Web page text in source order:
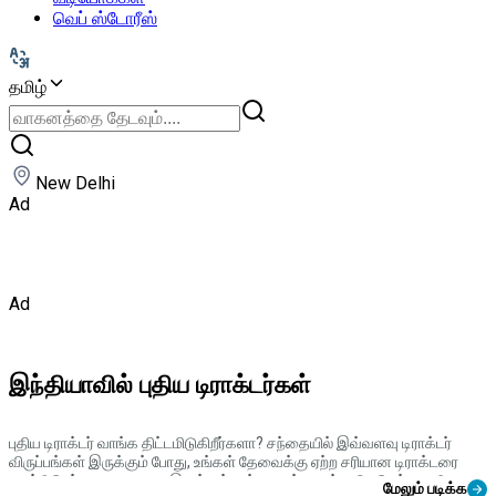
வெப் ஸ்டோரீஸ்
தமிழ்
New Delhi
Ad
Ad
இந்தியாவில் புதிய டிராக்டர்கள்
புதிய டிராக்டர் வாங்க திட்டமிடுகிறீர்களா? சந்தையில் இவ்வளவு டிராக்டர்
விருப்பங்கள் இருக்கும் போது, உங்கள் தேவைக்கு ஏற்ற சரியான டிராக்டரை
கண்டுபிடிப்பது கடினமாக இருக்கும் என்பது எங்களுக்கு தெரியும். எனவே,
மேலும் படிக்க